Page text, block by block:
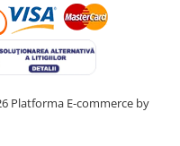
Platforma E-commerce by